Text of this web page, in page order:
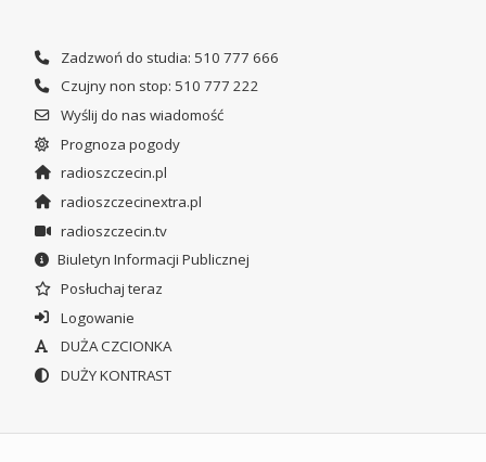
Zadzwoń do studia: 510 777 666
Czujny non stop: 510 777 222
Wyślij do nas wiadomość
Prognoza pogody
radioszczecin.pl
radioszczecinextra.pl
radioszczecin.tv
Biuletyn Informacji Publicznej
Posłuchaj teraz
Logowanie
DUŻA CZCIONKA
DUŻY KONTRAST